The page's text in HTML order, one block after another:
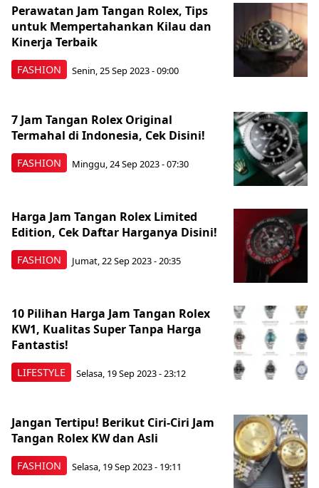
FASHION
Perawatan Jam Tangan Rolex, Tips
untuk Mempertahankan Kilau dan
Kinerja Terbaik
Senin, 25 Sep 2023 - 09:00
FASHION
7 Jam Tangan Rolex Original
Termahal di Indonesia, Cek Disini!
Minggu, 24 Sep 2023 - 07:30
FASHION
Harga Jam Tangan Rolex Limited
Edition, Cek Daftar Harganya Disini!
Jumat, 22 Sep 2023 - 20:35
LIFESTYLE
10 Pilihan Harga Jam Tangan Rolex
KW1, Kualitas Super Tanpa Harga
Fantastis!
Selasa, 19 Sep 2023 - 23:12
FASHION
Jangan Tertipu! Berikut Ciri-Ciri Jam
Tangan Rolex KW dan Asli
Selasa, 19 Sep 2023 - 19:11